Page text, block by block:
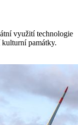
využití technologie
kulturní památky.